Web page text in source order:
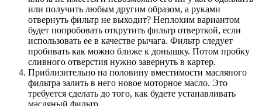
или получить любым другим образом, а руками
отвернуть фильтр не выходит? Неплохим вариантом
будет попробовать открутить фильтр отверткой, если
использовать ее в качестве рычага. Фильтр следует
пробивать как можно ближе к донышку. Потом пробку
сливного отверстия нужно завернуть в картер.
Приблизительно на половину вместимости масляного
фильтра залить в него новое моторное масло. Это
требуется сделать до того, как будете устанавливать
масляный фильтр.